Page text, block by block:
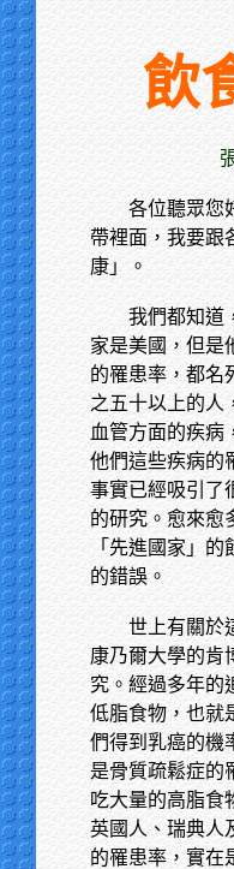
飲
各位聽眾您
帶裡面，我要跟
康」。
我們都知道
家是美國，但是
的罹患率，都名
之五十以上的人
血管方面的疾病
他們這些疾病的
事實已經吸引了
的研究。愈來愈
「先進國家」
的錯誤。
世上有關於
康乃爾大學的肯
究。經過多年的
低脂食物，也就
們得到乳癌的機
是骨質疏鬆症的
吃大量的高脂食
英國人、瑞典人
的罹患率，實在